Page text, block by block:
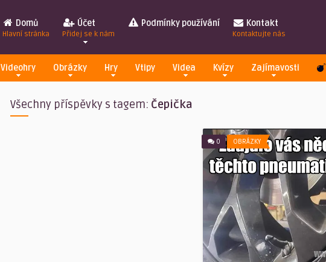
Domů
Hlavní stránka
Účet
Přidej se k nám
Podmínky používání Kontakt
Kontaktujte nás
Videohry Obrázky Hry Vtipy Videa Kvízy Zajímavosti
Všechny příspěvky s tagem: Čepička
0 OBRÁZKY